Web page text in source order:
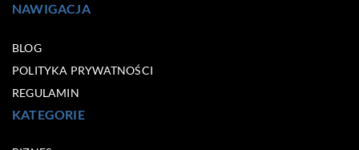
NAWIGACJA
BLOG
POLITYKA PRYWATNOŚCI
REGULAMIN
KATEGORIE